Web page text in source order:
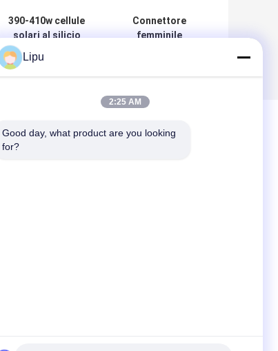
390-410w cellule
solari al silicio
monocristalline
del modulo 182
solari
Connettore
femminile
solare,
connettore
fotovoltaico MC4
Lipu
2:25 AM
Good day, what product are you looking
for?